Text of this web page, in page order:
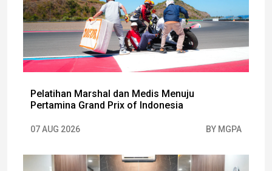
Pelatihan Marshal dan Medis Menuju
Pertamina Grand Prix of Indonesia
07 AUG 2026 BY MGPA